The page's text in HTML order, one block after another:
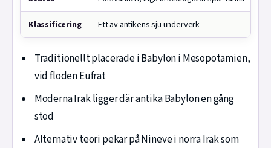
Klassificering Ett av antikens sju underverk
Traditionellt placerade i Babylon i Mesopotamien,
vid floden Eufrat
Moderna Irak ligger där antika Babylon en gång
stod
Alternativ teori pekar på Nineve i norra Irak som